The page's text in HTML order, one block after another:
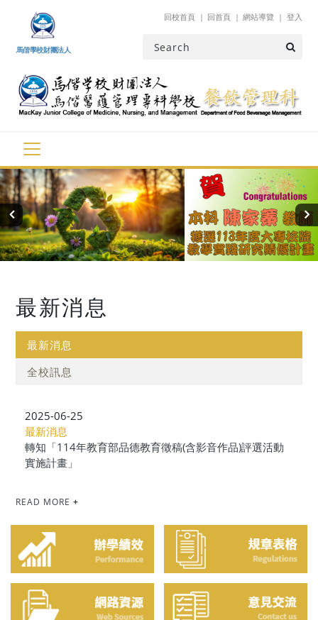
跳到主要內容
馬偕學校財團法人
回校首頁 回首頁 網站導覽 登入
‹ ›
最新消息
最新消息
全校訊息
2025-06-25
最新消息
轉知「114年教育部品德教育徵稿(含影音作品)評選活動
實施計畫」
READ MORE +